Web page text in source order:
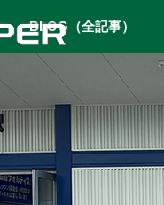
BLOG（全記事）